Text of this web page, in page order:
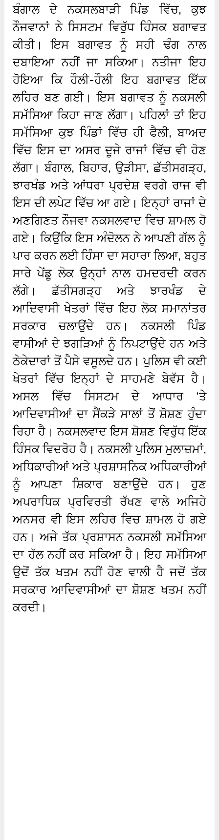
ਬੰਗਾਲ ਦੇ ਨਕਸਲਬਾੜੀ ਪਿੰਡ ਵਿੱਚ, ਕੁਝ
ਨੌਜਵਾਨਾਂ ਨੇ ਸਿਸਟਮ ਵਿਰੁੱਧ ਹਿੰਸਕ ਬਗਾਵਤ
ਕੀਤੀ। ਇਸ ਬਗਾਵਤ ਨੂੰ ਸਹੀ ਢੰਗ ਨਾਲ
ਦਬਾਇਆ ਨਹੀਂ ਜਾ ਸਕਿਆ। ਨਤੀਜਾ ਇਹ
ਹੋਇਆ ਕਿ ਹੌਲੀ-ਹੌਲੀ ਇਹ ਬਗਾਵਤ ਇੱਕ
ਲਹਿਰ ਬਣ ਗਈ। ਇਸ ਬਗਾਵਤ ਨੂੰ ਨਕਸਲੀ
ਸਮੱਸਿਆ ਕਿਹਾ ਜਾਣ ਲੱਗਾ। ਪਹਿਲਾਂ ਤਾਂ ਇਹ
ਸਮੱਸਿਆ ਕੁਝ ਪਿੰਡਾਂ ਵਿੱਚ ਹੀ ਫੈਲੀ, ਬਾਅਦ
ਵਿੱਚ ਇਸ ਦਾ ਅਸਰ ਦੂਜੇ ਰਾਜਾਂ ਵਿੱਚ ਵੀ ਹੋਣ
ਲੱਗਾ। ਬੰਗਾਲ, ਬਿਹਾਰ, ਉੜੀਸਾ, ਛੱਤੀਸਗੜ੍ਹ,
ਝਾਰਖੰਡ ਅਤੇ ਆਂਧਰਾ ਪ੍ਰਦੇਸ਼ ਵਰਗੇ ਰਾਜ ਵੀ
ਇਸ ਦੀ ਲਪੇਟ ਵਿੱਚ ਆ ਗਏ। ਇਨ੍ਹਾਂ ਰਾਜਾਂ ਦੇ
ਅਣਗਿਣਤ ਨੌਜਵਾ ਨਕਸਲਵਾਦ ਵਿਚ ਸ਼ਾਮਲ ਹੋ
ਗਏ। ਕਿਉਂਕਿ ਇਸ ਅੰਦੋਲਨ ਨੇ ਆਪਣੀ ਗੱਲ ਨੂੰ
ਪਾਰ ਕਰਨ ਲਈ ਹਿੰਸਾ ਦਾ ਸਹਾਰਾ ਲਿਆ, ਬਹੁਤ
ਸਾਰੇ ਪੇਂਡੂ ਲੋਕ ਉਨ੍ਹਾਂ ਨਾਲ ਹਮਦਰਦੀ ਕਰਨ
ਲੱਗੇ। ਛੱਤੀਸਗੜ੍ਹ ਅਤੇ ਝਾਰਖੰਡ ਦੇ
ਆਦਿਵਾਸੀ ਖੇਤਰਾਂ ਵਿੱਚ ਇਹ ਲੋਕ ਸਮਾਨਾਂਤਰ
ਸਰਕਾਰ ਚਲਾਉਂਦੇ ਹਨ। ਨਕਸਲੀ ਪਿੰਡ
ਵਾਸੀਆਂ ਦੇ ਝਗੜਿਆਂ ਨੂੰ ਨਿਪਟਾਉਂਦੇ ਹਨ ਅਤੇ
ਠੇਕੇਦਾਰਾਂ ਤੋਂ ਪੈਸੇ ਵਸੂਲਦੇ ਹਨ। ਪੁਲਿਸ ਵੀ ਕਈ
ਖੇਤਰਾਂ ਵਿੱਚ ਇਨ੍ਹਾਂ ਦੇ ਸਾਹਮਣੇ ਬੇਵੱਸ ਹੈ।
ਅਸਲ ਵਿੱਚ ਸਿਸਟਮ ਦੇ ਆਧਾਰ ‘ਤੇ
ਆਦਿਵਾਸੀਆਂ ਦਾ ਸੈਂਕੜੇ ਸਾਲਾਂ ਤੋਂ ਸ਼ੋਸ਼ਣ ਹੁੰਦਾ
ਰਿਹਾ ਹੈ। ਨਕਸਲਵਾਦ ਇਸ ਸ਼ੋਸ਼ਣ ਵਿਰੁੱਧ ਇੱਕ
ਹਿੰਸਕ ਵਿਦਰੋਹ ਹੈ। ਨਕਸਲੀ ਪੁਲਿਸ ਮੁਲਾਜ਼ਮਾਂ,
ਅਧਿਕਾਰੀਆਂ ਅਤੇ ਪ੍ਰਸ਼ਾਸਨਿਕ ਅਧਿਕਾਰੀਆਂ
ਨੂੰ ਆਪਣਾ ਸ਼ਿਕਾਰ ਬਣਾਉਂਦੇ ਹਨ। ਹੁਣ
ਅਪਰਾਧਿਕ ਪ੍ਰਵਿਰਤੀ ਰੱਖਣ ਵਾਲੇ ਅਜਿਹੇ
ਅਨਸਰ ਵੀ ਇਸ ਲਹਿਰ ਵਿਚ ਸ਼ਾਮਲ ਹੋ ਗਏ
ਹਨ। ਅਜੇ ਤੱਕ ਪ੍ਰਸ਼ਾਸਨ ਨਕਸਲੀ ਸਮੱਸਿਆ
ਦਾ ਹੱਲ ਨਹੀਂ ਕਰ ਸਕਿਆ ਹੈ। ਇਹ ਸਮੱਸਿਆ
ਉਦੋਂ ਤੱਕ ਖਤਮ ਨਹੀਂ ਹੋਣ ਵਾਲੀ ਹੈ ਜਦੋਂ ਤੱਕ
ਸਰਕਾਰ ਆਦਿਵਾਸੀਆਂ ਦਾ ਸ਼ੋਸ਼ਣ ਖਤਮ ਨਹੀਂ
ਕਰਦੀ।